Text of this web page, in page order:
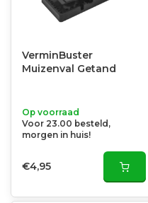
VerminBuster
Muizenval Getand
Op voorraad
Voor 23.00 besteld,
morgen in huis!
€4,95